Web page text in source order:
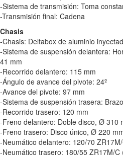
-Sistema de transmisión: Toma
-Transmisión final: Cadena
Chasis
-Chasis: Deltabox de aluminio
-Sistema de suspensión delantera:
41 mm
-Recorrido delantero: 115 mm
-Ángulo de avance del pivote: 24º
-Avance del pivote: 97 mm
-Sistema de suspensión trasera:
-Recorrido trasero: 120 mm
-Freno delantero: Doble disco, Ø 310
-Freno trasero: Disco único, Ø 220
-Neumático delantero: 120/70
-Neumático trasero: 180/55 ZR17M/C